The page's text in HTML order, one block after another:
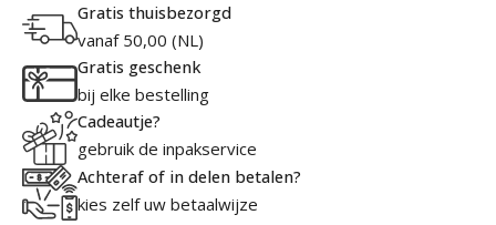
Gratis thuisbezorgd
vanaf 50,00 (NL)
Gratis geschenk
bij elke bestelling
Cadeautje?
gebruik de inpakservice
Achteraf of in delen betalen?
kies zelf uw betaalwijze